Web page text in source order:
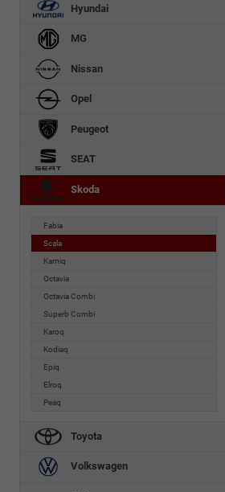
Hyundai
MG
Nissan
Opel
Peugeot
SEAT
Skoda
Fabia
Scala
Kamiq
Octavia
Octavia Combi
Superb Combi
Karoq
Kodiaq
Epiq
Elroq
Peaq
Toyota
Volkswagen